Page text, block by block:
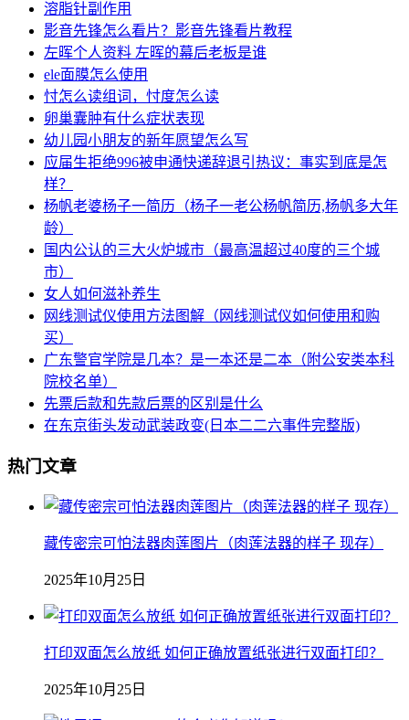
溶脂针副作用
影音先锋怎么看片？影音先锋看片教程
左晖个人资料 左晖的幕后老板是谁
ele面膜怎么使用
忖怎么读组词，忖度怎么读
卵巢囊肿有什么症状表现
幼儿园小朋友的新年愿望怎么写
应届生拒绝996被申通快递辞退引热议：事实到底是怎
样？
杨帆老婆杨子一简历（杨子一老公杨帆简历,杨帆多大年
龄）
国内公认的三大火炉城市（最高温超过40度的三个城
市）
女人如何滋补养生
网线测试仪使用方法图解（网线测试仪如何使用和购
买）
广东警官学院是几本？是一本还是二本（附公安类本科
院校名单）
先票后款和先款后票的区别是什么
在东京街头发动武装政变(日本二二六事件完整版)
热门文章
藏传密宗可怕法器肉莲图片（肉莲法器的样子 现存）
2025年10月25日
打印双面怎么放纸 如何正确放置纸张进行双面打印？
2025年10月25日